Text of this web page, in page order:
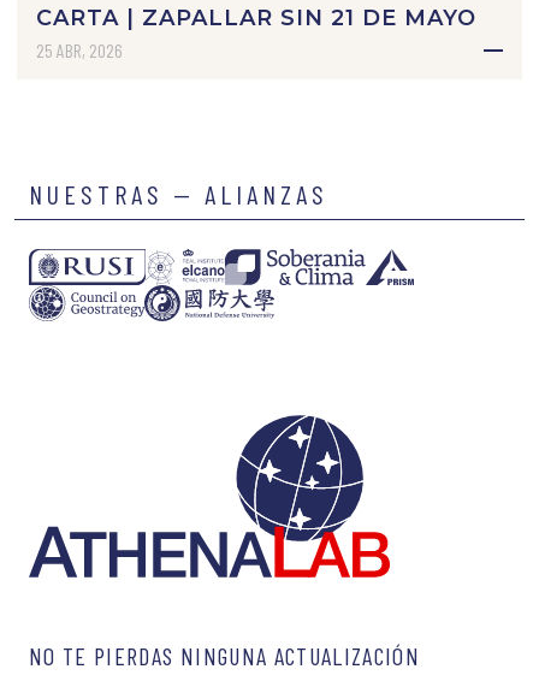
CARTA | ZAPALLAR SIN 21 DE MAYO
25 ABR, 2026
NUESTRAS — ALIANZAS
NO TE PIERDAS NINGUNA ACTUALIZACIÓN